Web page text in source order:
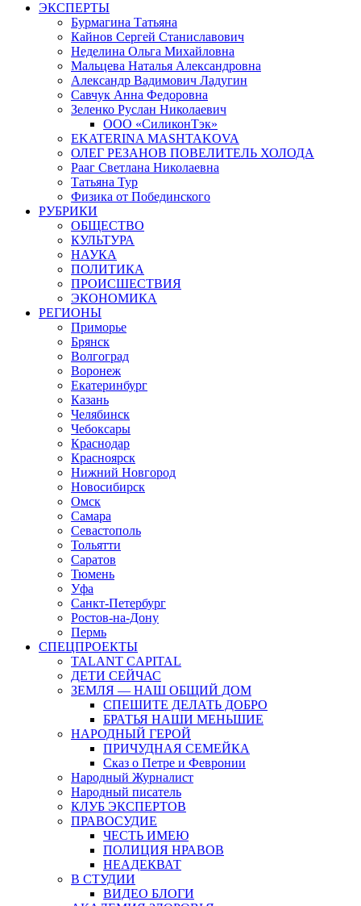
ЭКСПЕРТЫ
Бурмагина Татьяна
Кайнов Сергей Станиславович
Неделина Ольга Михайловна
Мальцева Наталья Александровна
Александр Вадимович Ладугин
Савчук Анна Федоровна
Зеленко Руслан Николаевич
ООО «СиликонТэк»
EKATERINA MASHTAKOVA
ОЛЕГ РЕЗАНОВ ПОВЕЛИТЕЛЬ ХОЛОДА
Рааг Светлана Николаевна
Татьяна Тур
Физика от Побединского
РУБРИКИ
ОБЩЕСТВО
КУЛЬТУРА
НАУКА
ПОЛИТИКА
ПРОИСШЕСТВИЯ
ЭКОНОМИКА
РЕГИОНЫ
Приморье
Брянск
Волгоград
Воронеж
Екатеринбург
Казань
Челябинск
Чебоксары
Краснодар
Красноярск
Нижний Новгород
Новосибирск
Омск
Самара
Севастополь
Тольятти
Саратов
Тюмень
Уфа
Санкт-Петербург
Ростов-на-Дону
Пермь
СПЕЦПРОЕКТЫ
TALANT CAPITAL
ДЕТИ СЕЙЧАС
ЗЕМЛЯ — НАШ ОБЩИЙ ДОМ
СПЕШИТЕ ДЕЛАТЬ ДОБРО
БРАТЬЯ НАШИ МЕНЬШИЕ
НАРОДНЫЙ ГЕРОЙ
ПРИЧУДНАЯ СЕМЕЙКА
Сказ о Петре и Февронии
Народный Журналист
Народный писатель
КЛУБ ЭКСПЕРТОВ
ПРАВОСУДИЕ
ЧЕСТЬ ИМЕЮ
ПОЛИЦИЯ НРАВОВ
НЕАДЕКВАТ
В СТУДИИ
ВИДЕО БЛОГИ